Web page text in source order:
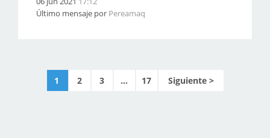
Último mensaje por Pereamaq
1 2 3 ... 17